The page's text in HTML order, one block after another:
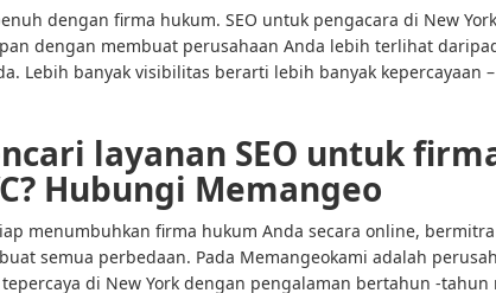
dengan firma hukum. SEO untuk pengacara di New
dengan membuat perusahaan Anda lebih terlihat
Lebih banyak visibilitas berarti lebih banyak kepercayaan
layanan SEO untuk
Hubungi Memangeo
menumbuhkan firma hukum Anda secara online,
semua perbedaan. Pada Memangeokami adalah
di New York dengan pengalaman bertahun -